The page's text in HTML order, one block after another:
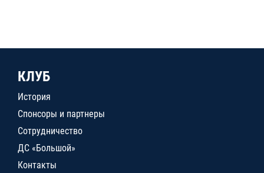
КЛУБ
История
Спонсоры и партнеры
Сотрудничество
ДС «Большой»
Контакты